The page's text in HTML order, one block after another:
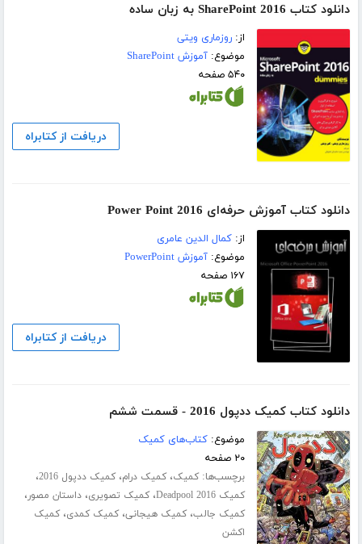
دانلود کتاب SharePoint 2016 به زبان ساده
از:روزماری ویتی
موضوع:آموزش SharePoint
۵۴۰ صفحه
دریافت از کتابراه
دانلود کتاب آموزش حرفه‌ای Power Point 2016
از:کمال الدین عامری
موضوع:آموزش PowerPoint
۱۶۷ صفحه
دریافت از کتابراه
دانلود کتاب کمیک ددپول 2016 - قسمت ششم
موضوع:کتاب‌های کمیک
۲۰ صفحه
برچسب‌ها:کمیک،کمیک درام،کمیک ددپول 2016 ،
کمیک Deadpool 2016 ،کمیک تصویری،داستان مصور،
کمیک جالب،کمیک هیجانی،کمیک کمدی،کمیک
اکشن